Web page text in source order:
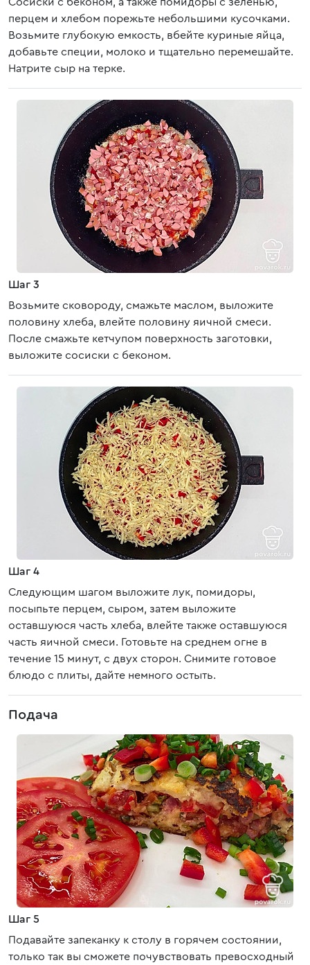
перцем и хлебом порежьте небольшими кусочками.
Возьмите глубокую емкость, вбейте куриные яйца,
добавьте специи, молоко и тщательно перемешайте.
Натрите сыр на терке.
Шаг 3
Возьмите сковороду, смажьте маслом, выложите
половину хлеба, влейте половину яичной смеси.
После смажьте кетчупом поверхность заготовки,
выложите сосиски с беконом.
Шаг 4
Следующим шагом выложите лук, помидоры,
посыпьте перцем, сыром, затем выложите
оставшуюся часть хлеба, влейте также оставшуюся
часть яичной смеси. Готовьте на среднем огне в
течение 15 минут, с двух сторон. Снимите готовое
блюдо с плиты, дайте немного остыть.
Подача
Шаг 5
Подавайте запеканку к столу в горячем состоянии,
только так вы сможете почувствовать превосходный